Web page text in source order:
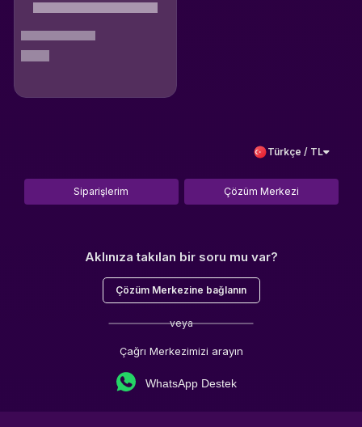
Türkçe / TL
Siparişlerim Çözüm Merkezi
Aklınıza takılan bir soru mu var?
Çözüm Merkezine bağlanın
veya
Çağrı Merkezimizi arayın
WhatsApp Destek